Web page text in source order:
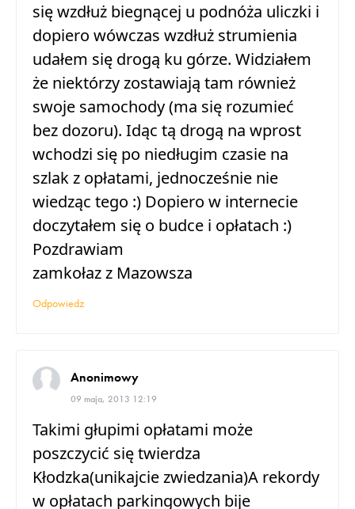
się wzdłuż biegnącej u podnóża uliczki i
dopiero wówczas wzdłuż strumienia
udałem się drogą ku górze. Widziałem
że niektórzy zostawiają tam również
swoje samochody (ma się rozumieć
bez dozoru). Idąc tą drogą na wprost
wchodzi się po niedługim czasie na
szlak z opłatami, jednocześnie nie
wiedząc tego :) Dopiero w internecie
doczytałem się o budce i opłatach :)
Pozdrawiam
zamkołaz z Mazowsza
Odpowiedz
Anonimowy
09 maja, 2013 12:19
Takimi głupimi opłatami może
poszczycić się twierdza
Kłodzka(unikajcie zwiedzania)A rekordy
w opłatach parkingowych bije